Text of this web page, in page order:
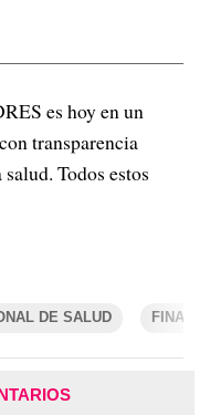
es hoy en un
transparencia
Todos estos
DE SALUD